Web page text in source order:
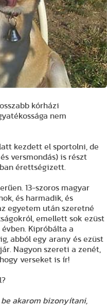
kórházi
nem
kezdett el sportolni, de
versmondás) is részt
érettségizett.
13-szoros magyar
és harmadik, és
egyetem után szeretné
emellett sok ezüst
Kipróbálta a
abból egy arany és ezüst
Nagyon szereti a zenét,
verseket is ír!
be akarom bizonyítani,